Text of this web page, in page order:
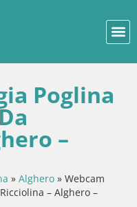
Poglina
–
» Alghero » Webcam
– Alghero –